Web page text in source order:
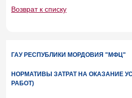
ГАУ РЕСПУБЛИКИ МОРДОВИЯ "МФЦ"
НОРМАТИВЫ ЗАТРАТ НА ОКАЗАНИЕ
РАБОТ)
Возврат к списку